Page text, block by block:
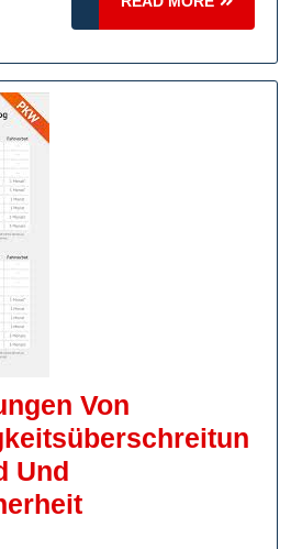
MORE
Von
Und
Die